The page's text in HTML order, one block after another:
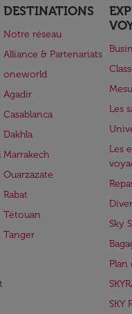
DESTINATIONS
Notre réseau
Alliance & Partenariats
oneworld
Agadir
Casablanca
Dakhla
Marrakech
Ouarzazate
Rabat
Tétouan
Tanger
Les
Les
Sky
Plan
SKY